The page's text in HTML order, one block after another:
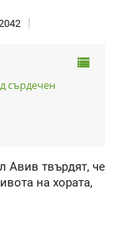
сърдечен
Авив твърдят, че
на хората,